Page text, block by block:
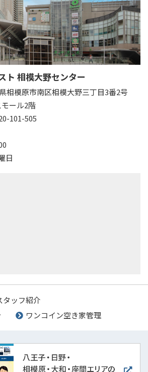
ト 相模大野センター
相模原市南区相模大野三丁目3番2号
ール2階
101-505
日
タッフ紹介
ワンコイン空き家管理